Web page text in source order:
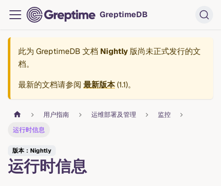
GreptimeDB
此为 GreptimeDB 文档 Nightly 版尚未正式发行的文
档。
最新的文档请参阅 最新版本(1.1)。
用户指南 运维部署及管理
监控
运行时信息
版本：Nightly
运行时信息